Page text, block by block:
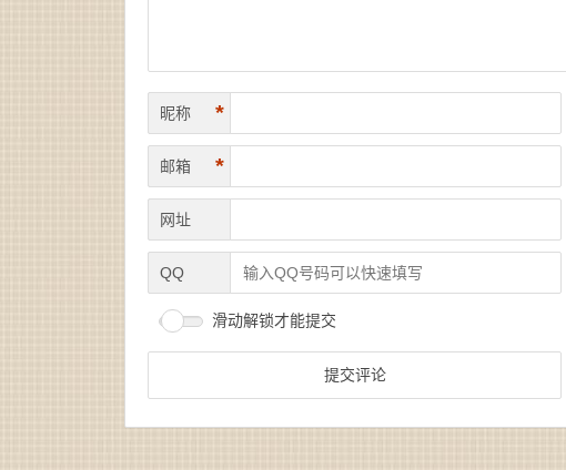
昵称 *
邮箱 *
网址
QQ
滑动解锁才能提交